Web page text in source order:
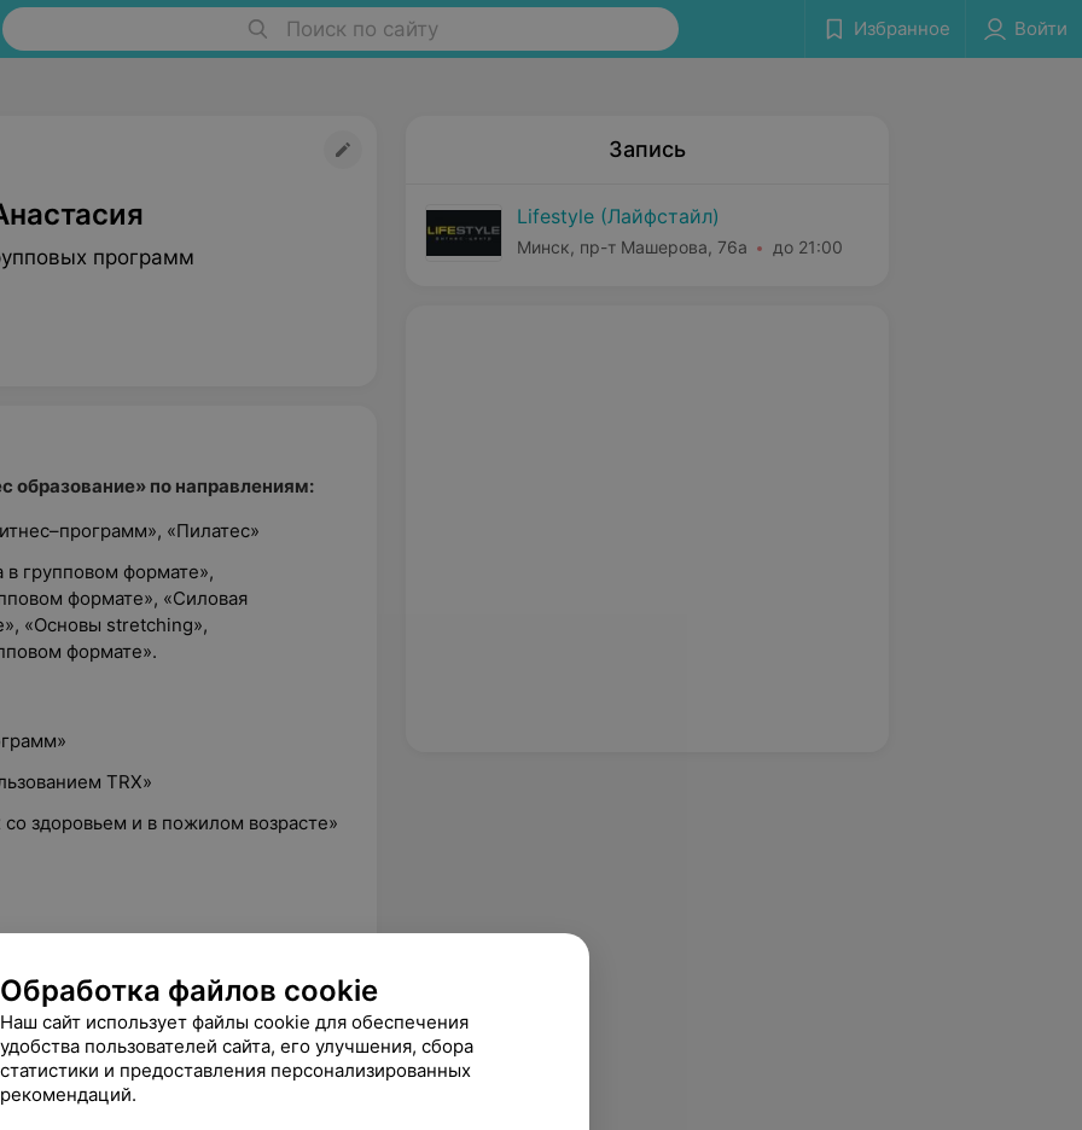
Поиск по сайту Избранное Войти
программ
образование» по направлениям:
«Пилатес»
в групповом формате»,
формате», «Силовая
«Основы stretching»,
формате».
TRX»
здоровьем и в пожилом возрасте»
и силовые тренировки,
пилатес, стретчинг
Запись
Lifestyle (Лайфстайл)
Минск, пр-т Машерова, 76а до 21:00
Обработка файлов cookie
Наш сайт использует файлы cookie для обеспечения
удобства пользователей сайта, его улучшения, сбора
статистики и предоставления персонализированных
рекомендаций.